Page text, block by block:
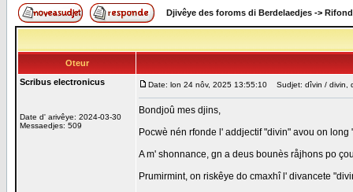
Djivêye des foroms di Berdelaedjes ->
Oteur
Scribus electronicus
Date d' arivêye: 2024-03-30
Messaedjes: 509
Date: lon 24 nôv, 2025 13:55:10 Sudjet: dîvin / divin,
Bondjoû mes djins,
Pocwè nén rfonde l' addjectif "divin" avou on long
A m' shonnance, gn a deus bounès råjhons po
Prumirmint, on riskêye do cmaxhî l' divancete